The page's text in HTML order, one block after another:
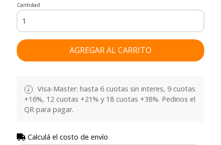
Cantidad
AGREGAR AL CARRITO
Visa-Master: hasta 6 cuotas sin interes, 9 cuotas
+16%, 12 cuotas +21% y 18 cuotas +38%. Pedinos el
QR para pagar.
Calculá el costo de envío